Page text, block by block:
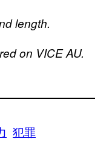
length.
on VICE AU.
犯罪